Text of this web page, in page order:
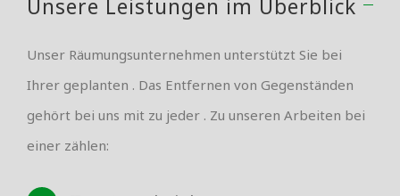
Unsere Leistungen im Überblick
Unser Räumungsunternehmen unterstützt Sie bei
Ihrer geplanten . Das Entfernen von Gegenständen
gehört bei uns mit zu jeder . Zu unseren Arbeiten bei
einer zählen: